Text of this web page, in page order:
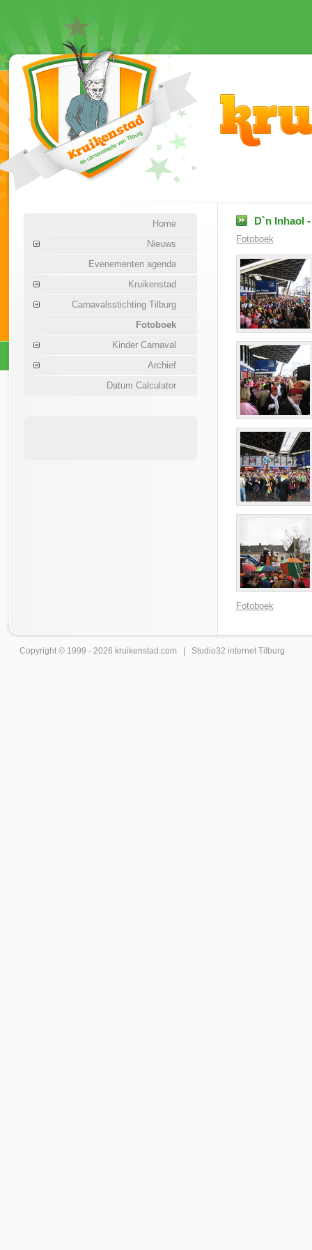
Home
Nieuws
Evenementen agenda
Kruikenstad
Carnavalsstichting Tilburg
Fotoboek
Kinder Carnaval
Archief
Datum Calculator
D`n Inhaol
Fotoboek
Fotoboek
Copyright © 1999 - 2026 kruikenstad .com | Studio32 internet Tilburg